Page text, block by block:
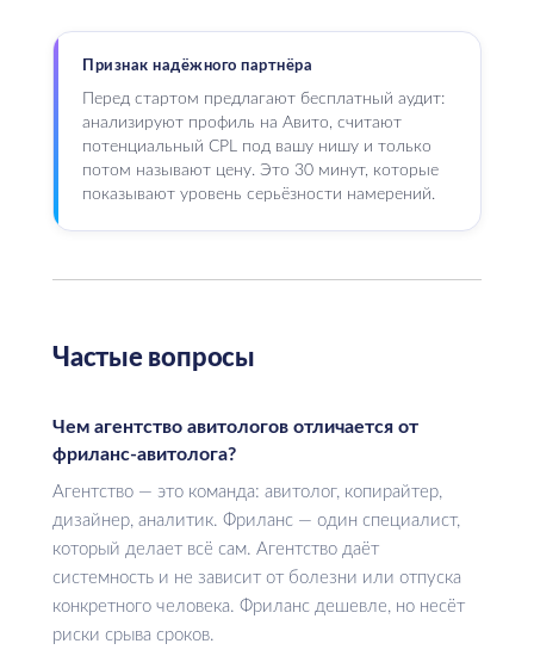
Признак надёжного партнёра
Перед стартом предлагают бесплатный аудит:
анализируют профиль на Авито, считают
потенциальный CPL под вашу нишу и только
потом называют цену. Это 30 минут, которые
показывают уровень серьёзности намерений.
Частые вопросы
Чем агентство авитологов отличается от
фриланс-авитолога?
Агентство — это команда: авитолог, копирайтер,
дизайнер, аналитик. Фриланс — один специалист,
который делает всё сам. Агентство даёт
системность и не зависит от болезни или отпуска
конкретного человека. Фриланс дешевле, но несёт
риски срыва сроков.